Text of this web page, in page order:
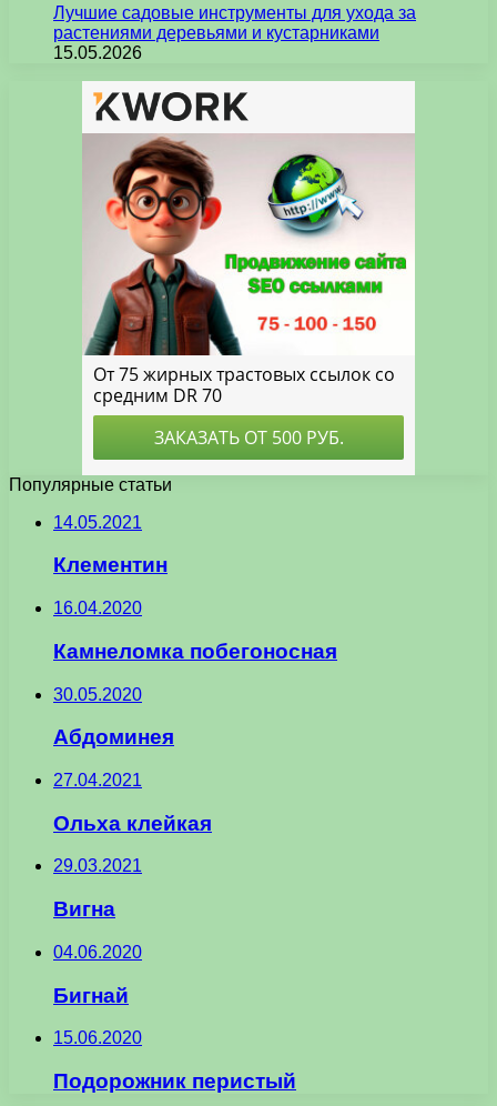
Лучшие садовые инструменты для ухода за
растениями деревьями и кустарниками
15.05.2026
Популярные статьи
14.05.2021
Клементин
16.04.2020
Камнеломка побегоносная
30.05.2020
Абдоминея
27.04.2021
Ольха клейкая
29.03.2021
Вигна
04.06.2020
Бигнай
15.06.2020
Подорожник перистый